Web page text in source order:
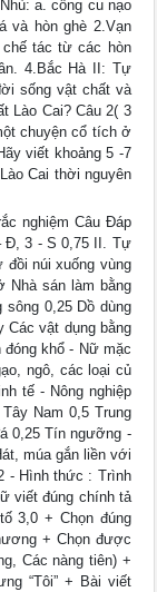
a. công cu nạo
và hòn ghè 2.Vạn
chế tác từ các hòn
4.Bắc Hà II: Tự
sống vật chất và
Lào Cai? Câu 2( 3
chuyện cổ tích ở
viết khoảng 5 -7
Cai thời nguyên
nghiệm Câu Đáp
Đ, 3 - S 0,75 II. Tự
đồi núi xuống vùng
Nhà sán làm bằng
0,25 Dồ dùng
Các vật dụng bằng
khổ - Nữ mặc
ngô, các loại củ
tế - Nông nghiệp
Nam 0,5 Trung
0,25 Tín ngưỡng -
múa gắn liền với
- Hình thức : Trình
viết đúng chính tả
3,0 + Chọn đúng
+ Chọn được
Các nàng tiên) +
“Tôi” + Bài viết